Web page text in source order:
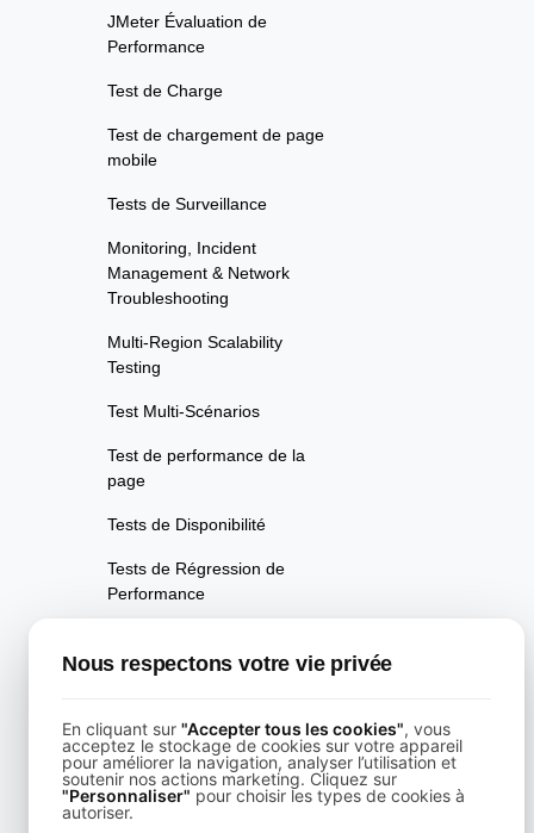
JMeter Évaluation de
Performance
Test de Charge
Test de chargement de page
mobile
Tests de Surveillance
Monitoring, Incident
Management & Network
Troubleshooting
Multi-Region Scalability
Testing
Test Multi-Scénarios
Test de performance de la
page
Tests de Disponibilité
Tests de Régression de
Performance
Test API alimenté par
Tests d'analyse de vitesse en
temps réel
Tests de Fiabilité
Nous respectons votre vie privée
En cliquant sur "Accepter tous les cookies", vous
acceptez le stockage de cookies sur votre appareil
pour améliorer la navigation, analyser l’utilisation et
soutenir nos actions marketing. Cliquez sur
"Personnaliser" pour choisir les types de cookies à
autoriser.